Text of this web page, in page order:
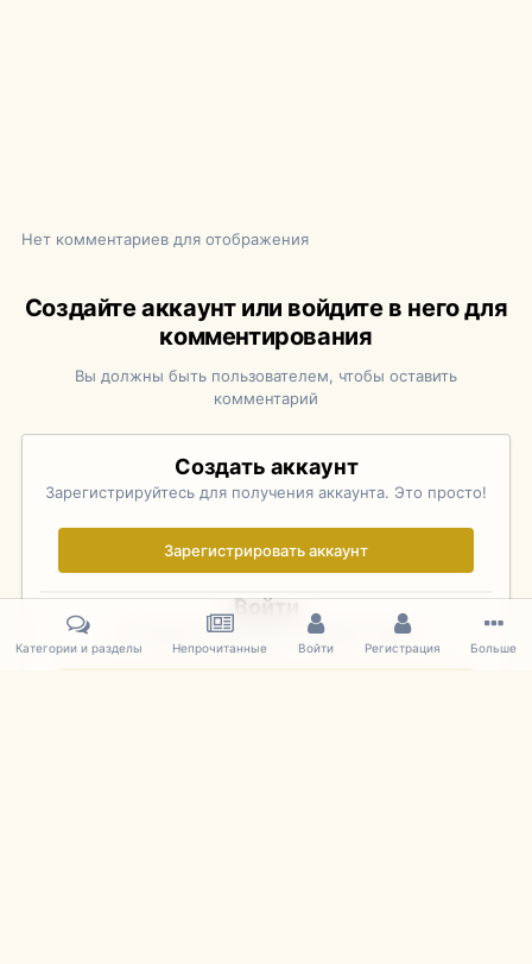
Нет комментариев для отображения
Создайте аккаунт или войдите в него для
комментирования
Вы должны быть пользователем, чтобы оставить
комментарий
Создать аккаунт
Зарегистрируйтесь для получения аккаунта. Это просто!
Зарегистрировать аккаунт
Войти
Уже зарегистрированы? Войдите здесь.
Категории и разделы Непрочитанные Войти Регистрация Больше